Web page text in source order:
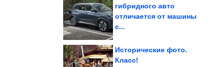
100% супер хиты про
женщин
гибридного авто
отличается от машины
с...
Исторические фото.
Класс!